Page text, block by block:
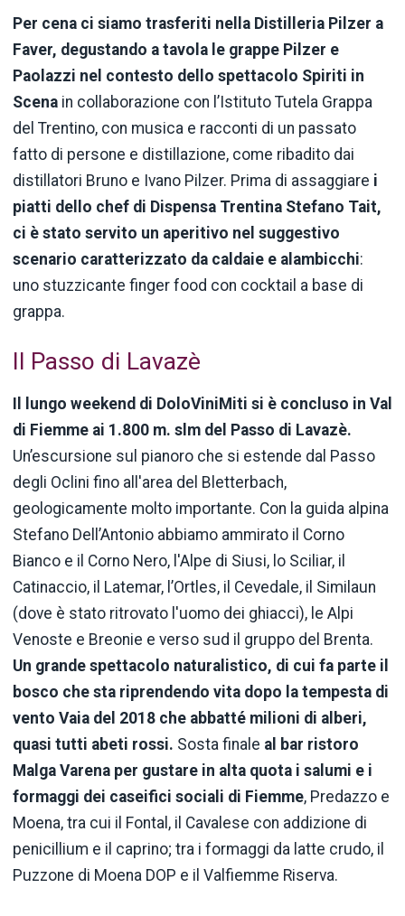
Per cena ci siamo trasferiti nella Distilleria Pilzer a
Faver, degustando a tavola le grappe Pilzer e
Paolazzi nel contesto dello spettacolo Spiriti in
Scena in collaborazione con l’Istituto Tutela Grappa
del Trentino, con musica e racconti di un passato
fatto di persone e distillazione, come ribadito dai
distillatori Bruno e Ivano Pilzer. Prima di assaggiare i
piatti dello chef di Dispensa Trentina Stefano Tait,
ci è stato servito un aperitivo nel suggestivo
scenario caratterizzato da caldaie e alambicchi:
uno stuzzicante finger food con cocktail a base di
grappa.
Il Passo di Lavazè
Il lungo weekend di DoloViniMiti si è concluso in Val
di Fiemme ai 1.800 m. slm del Passo di Lavazè.
Un’escursione sul pianoro che si estende dal Passo
degli Oclini fino all'area del Bletterbach,
geologicamente molto importante. Con la guida alpina
Stefano Dell’Antonio abbiamo ammirato il Corno
Bianco e il Corno Nero, l'Alpe di Siusi, lo Sciliar, il
Catinaccio, il Latemar, l’Ortles, il Cevedale, il Similaun
(dove è stato ritrovato l'uomo dei ghiacci), le Alpi
Venoste e Breonie e verso sud il gruppo del Brenta.
Un grande spettacolo naturalistico, di cui fa parte il
bosco che sta riprendendo vita dopo la tempesta di
vento Vaia del 2018 che abbatté milioni di alberi,
quasi tutti abeti rossi. Sosta finale al bar ristoro
Malga Varena per gustare in alta quota i salumi e i
formaggi dei caseifici sociali di Fiemme, Predazzo e
Moena, tra cui il Fontal, il Cavalese con addizione di
penicillium e il caprino; tra i formaggi da latte crudo, il
Puzzone di Moena DOP e il Valfiemme Riserva.